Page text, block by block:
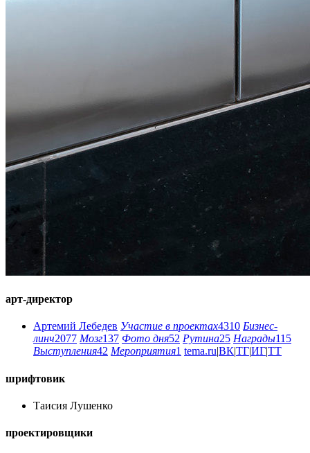
арт-директор
Артемий Лебедев Участие в проектах4310 Бизнес-
линч2077 Мозг137 Фото дня52 Рутина25 Награды115
Выступления42 Мероприятия1 tema.ru|ВК|ТГ|ИГ|ТТ
шрифтовик
Таисия Лушенко
проектировщики